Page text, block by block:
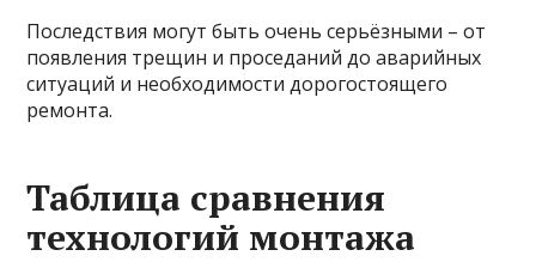
Последствия могут быть очень серьёзными – от
появления трещин и проседаний до аварийных
ситуаций и необходимости дорогостоящего
ремонта.
Таблица сравнения
технологий монтажа